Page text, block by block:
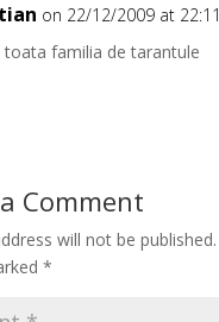
on 22/12/2009 at 22:11
toata familia de tarantule
Comment
will not be published.
*